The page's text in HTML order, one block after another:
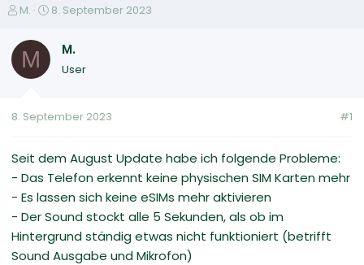
E
s
e
e
M.
E
t
m
8. September 2023
M M.
User
8. September 2023 #1
Seit dem August Update habe ich folgende Probleme:
- Das Telefon erkennt keine physischen SIM Karten mehr
- Es lassen sich keine eSIMs mehr aktivieren
- Der Sound stockt alle 5 Sekunden, als ob im
Hintergrund ständig etwas nicht funktioniert (betrifft
Sound Ausgabe und Mikrofon)